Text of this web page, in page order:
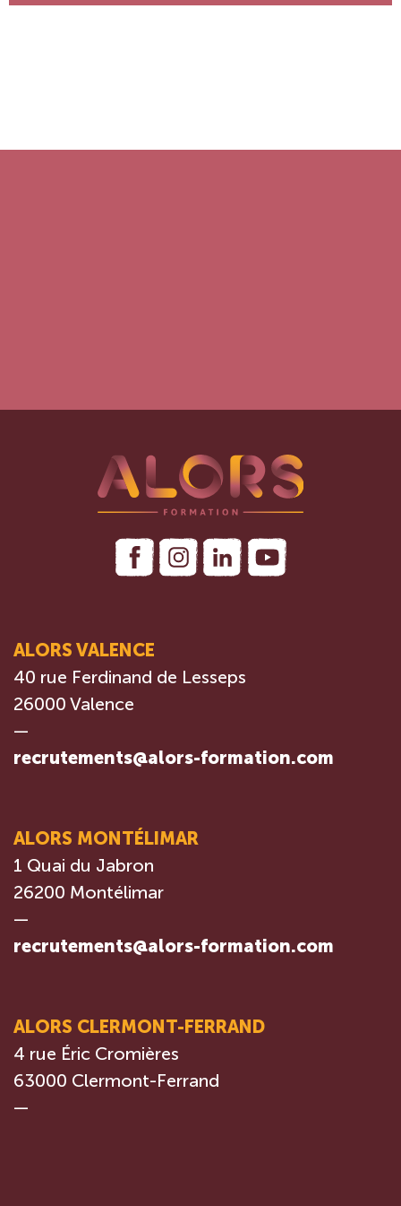
ALORS VALENCE
40 rue Ferdinand de Lesseps
26000 Valence
—
recrutements@alors-formation.com
ALORS MONTÉLIMAR
1 Quai du Jabron
26200 Montélimar
—
recrutements@alors-formation.com
ALORS CLERMONT-FERRAND
4 rue Éric Cromières
63000 Clermont-Ferrand
—